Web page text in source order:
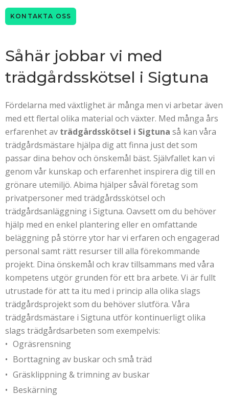
KONTAKTA OSS
Såhär jobbar vi med
trädgårdsskötsel i Sigtuna
Fördelarna med växtlighet är många men vi arbetar även
med ett flertal olika material och växter. Med många års
erfarenhet av trädgårdsskötsel i Sigtuna så kan våra
trädgårdsmästare hjälpa dig att finna just det som
passar dina behov och önskemål bäst. Självfallet kan vi
genom vår kunskap och erfarenhet inspirera dig till en
grönare utemiljö. Abima hjälper såväl företag som
privatpersoner med trädgårdsskötsel och
trädgårdsanläggning i Sigtuna. Oavsett om du behöver
hjälp med en enkel plantering eller en omfattande
beläggning på större ytor har vi erfaren och engagerad
personal samt rätt resurser till alla förekommande
projekt. Dina önskemål och krav tillsammans med våra
kompetens utgör grunden för ett bra arbete. Vi är fullt
utrustade för att ta itu med i princip alla olika slags
trädgårdsprojekt som du behöver slutföra. Våra
trädgårdsmästare i Sigtuna utför kontinuerligt olika
slags trädgårdsarbeten som exempelvis:
Ogräsrensning
Borttagning av buskar och små träd
Gräsklippning & trimning av buskar
Beskärning